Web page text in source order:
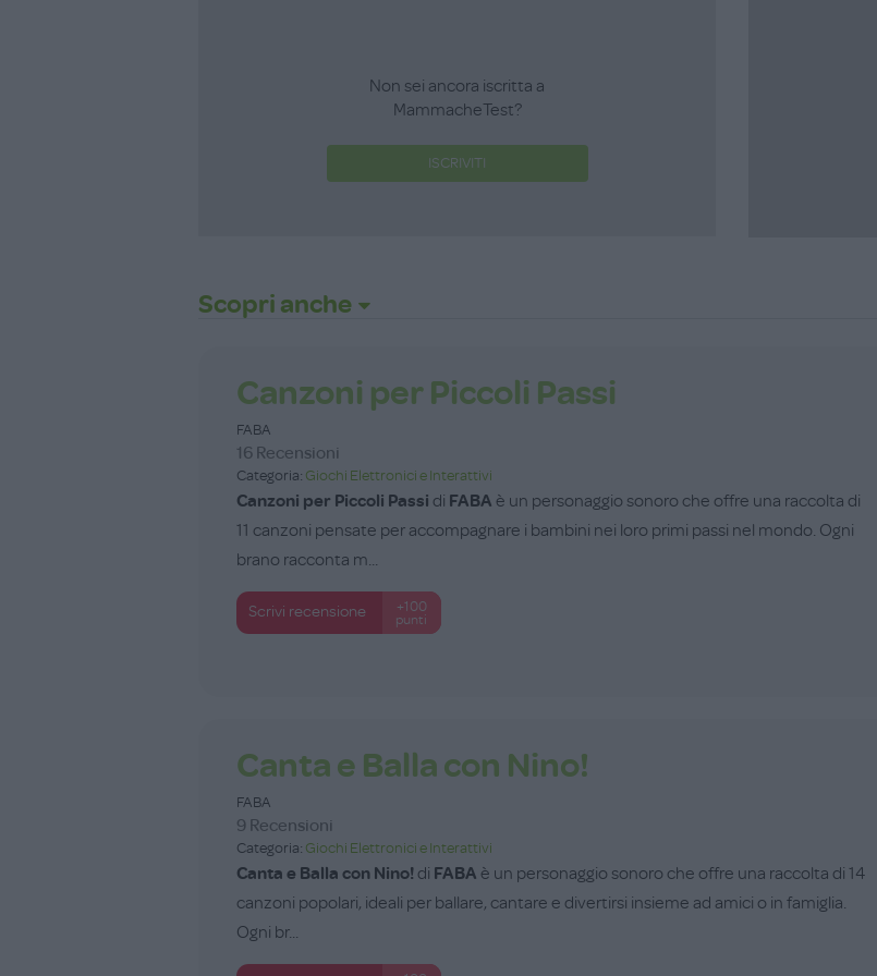
Non sei ancora iscritta a
MammacheTest?
ISCRIVITI
Scopri anche
Canzoni per Piccoli Passi
FABA
16 Recensioni
Categoria: Giochi Elettronici e Interattivi
Canzoni per Piccoli Passi di FABA è un personaggio sonoro che offre una raccolta di
11 canzoni pensate per accompagnare i bambini nei loro primi passi nel mondo. Ogni
brano racconta m...
Scrivi recensione
+100
punti
Canta e Balla con Nino!
FABA
9 Recensioni
Categoria: Giochi Elettronici e Interattivi
Canta e Balla con Nino! di FABA è un personaggio sonoro che offre una raccolta di 14
canzoni popolari, ideali per ballare, cantare e divertirsi insieme ad amici o in famiglia.
Ogni br...